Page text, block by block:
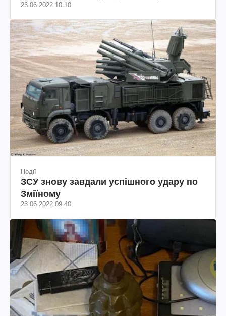
23.06.2022 10:10
Події
ЗСУ знову завдали успішного удару по
Зміїному
23.06.2022 09:40